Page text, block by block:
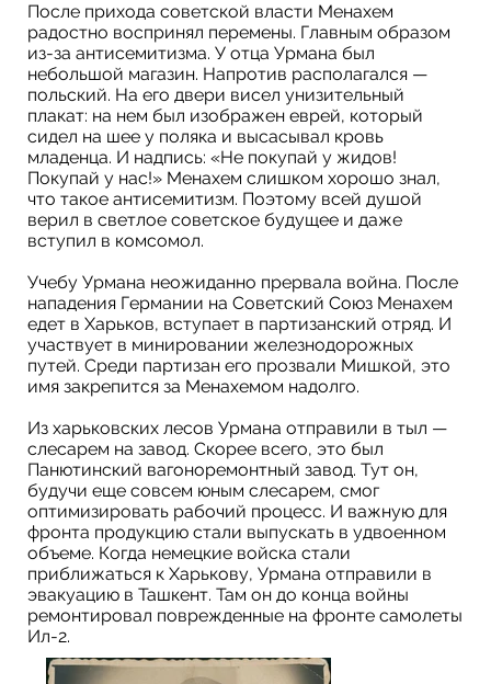
После прихода советской власти Менахем
радостно воспринял перемены. Главным образом
из-за антисемитизма. У отца Урмана был
небольшой магазин. Напротив располагался —
польский. На его двери висел унизительный
плакат: на нем был изображен еврей, который
сидел на шее у поляка и высасывал кровь
младенца. И надпись: «Не покупай у жидов!
Покупай у нас!» Менахем слишком хорошо знал,
что такое антисемитизм. Поэтому всей душой
верил в светлое советское будущее и даже
вступил в комсомол.
Учебу Урмана неожиданно прервала война. После
нападения Германии на Советский Союз Менахем
едет в Харьков, вступает в партизанский отряд. И
участвует в минировании железнодорожных
путей. Среди партизан его прозвали Мишкой, это
имя закрепится за Менахемом надолго.
Из харьковских лесов Урмана отправили в тыл —
слесарем на завод. Скорее всего, это был
Панютинский вагоноремонтный завод. Тут он,
будучи еще совсем юным слесарем, смог
оптимизировать рабочий процесс. И важную для
фронта продукцию стали выпускать в удвоенном
объеме. Когда немецкие войска стали
приближаться к Харькову, Урмана отправили в
эвакуацию в Ташкент. Там он до конца войны
ремонтировал поврежденные на фронте самолеты
Ил-2.